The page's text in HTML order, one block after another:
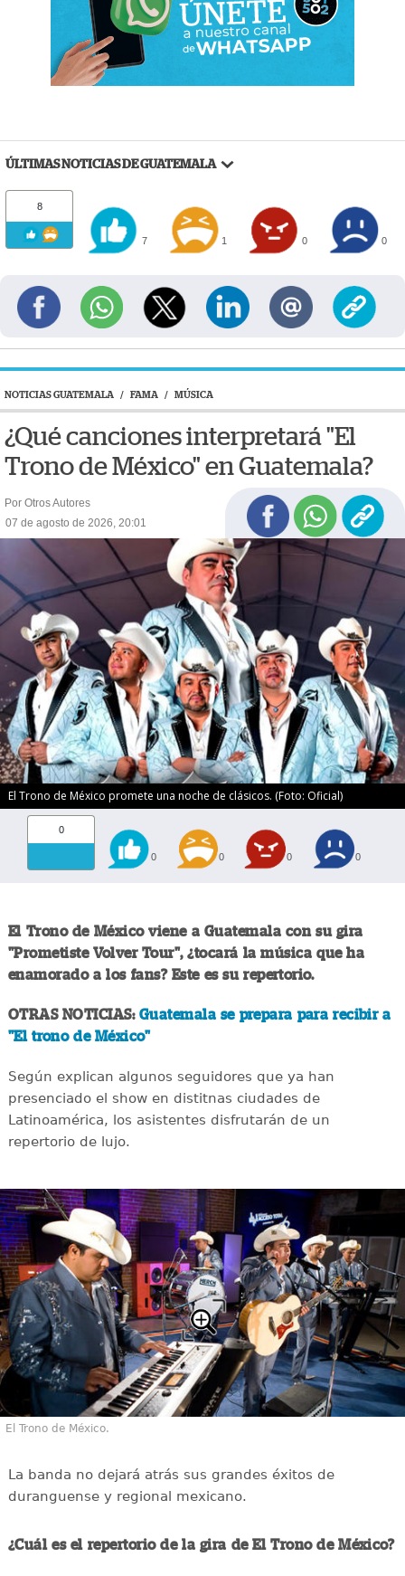
ÚLTIMAS NOTICIAS DE GUATEMALA
8
7 1 0 0
NOTICIAS GUATEMALA / FAMA / MÚSICA
¿Qué canciones interpretará "El
Trono de México" en Guatemala?
Por Otros Autores
07 de agosto de 2026, 20:01
El Trono de México promete una noche de clásicos. (Foto: Oficial)
0
0 0 0 0
El Trono de México viene a Guatemala con su gira
"Prometiste Volver Tour", ¿tocará la música que ha
enamorado a los fans? Este es su repertorio.
OTRAS NOTICIAS:Guatemala se prepara para recibir a
"El trono de México"
Según explican algunos seguidores que ya han
presenciado el show en distitnas ciudades de
Latinoamérica, los asistentes disfrutarán de un
repertorio de lujo.
El Trono de México.
La banda no dejará atrás sus grandes éxitos de
duranguense y regional mexicano.
¿Cuál es el repertorio de la gira de El Trono de México?